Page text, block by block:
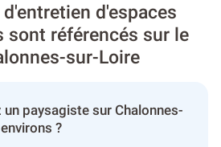
d'espaces
sont référencés sur le
sur-Loire
paysagiste sur Chalonnes-
?